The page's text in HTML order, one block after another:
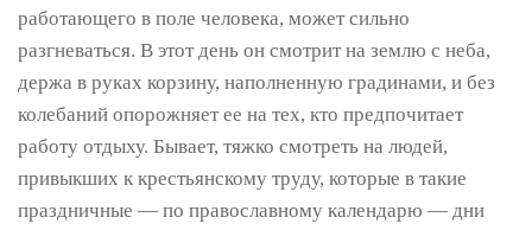
работающего в поле человека, может сильно
разгневаться. В этот день он смотрит на землю с неба,
держа в руках корзину, наполненную градинами, и без
колебаний опорожняет ее на тех, кто предпочитает
работу отдыху. Бывает, тяжко смотреть на людей,
привыкших к крестьянскому труду, которые в такие
праздничные — по православному календарю — дни